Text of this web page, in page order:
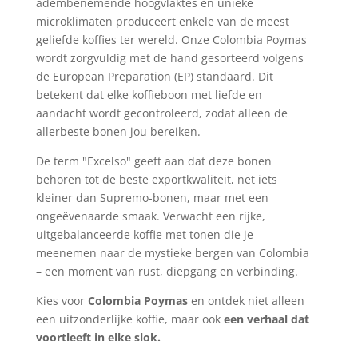
microklimaten produceert enkele van de meest
geliefde koffies ter wereld. Onze Colombia Poymas
wordt zorgvuldig met de hand gesorteerd volgens
de European Preparation (EP) standaard. Dit
betekent dat elke koffieboon met liefde en
aandacht wordt gecontroleerd, zodat alleen de
allerbeste bonen jou bereiken.
De term "Excelso" geeft aan dat deze bonen
behoren tot de beste exportkwaliteit, net iets
kleiner dan Supremo-bonen, maar met een
ongeëvenaarde smaak. Verwacht een rijke,
uitgebalanceerde koffie met tonen die je
meenemen naar de mystieke bergen van Colombia
– een moment van rust, diepgang en verbinding.
Kies voor Colombia Poymasen ontdek niet alleen
een uitzonderlijke koffie, maar ook een verhaal dat
voortleeft in elke slok.